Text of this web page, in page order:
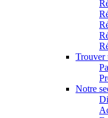
Trouver
Notre